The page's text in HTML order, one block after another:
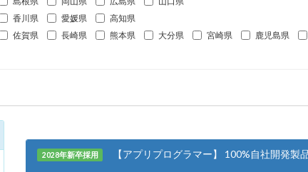
香川県 愛媛県
高知県
佐賀県 長崎県 熊本県 大分県 宮崎県
鹿児島県
2028年新卒採用 【アプリプログラマー】 100%自社開発